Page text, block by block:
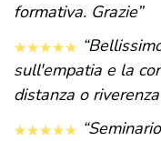
formativa. Grazie”
sull'empatia e la
distanza o